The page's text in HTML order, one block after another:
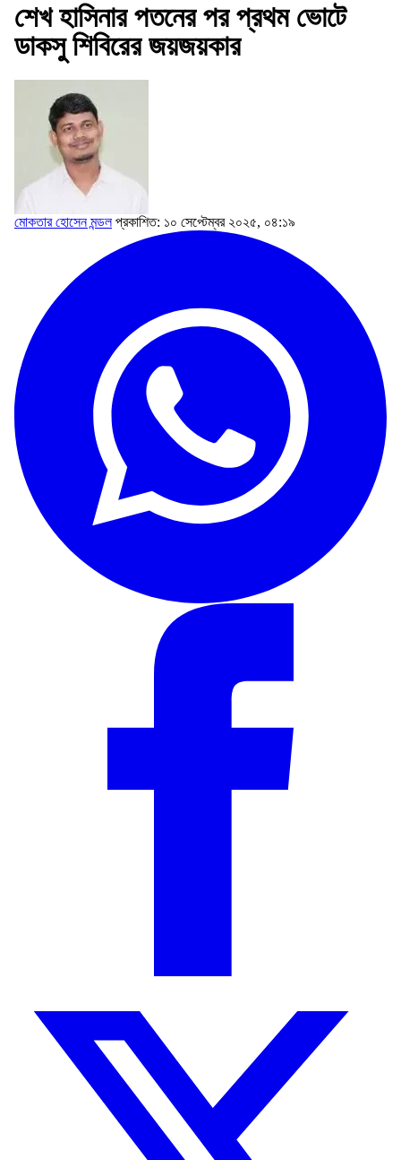
শেখ হাসিনার পতনের পর প্রথম ভোটে
ডাকসু শিবিরের জয়জয়কার
মোকতার হোসেন মন্ডল প্রকাশিত: ১০ সেপ্টেম্বর ২০২৫, ০৪:১৯